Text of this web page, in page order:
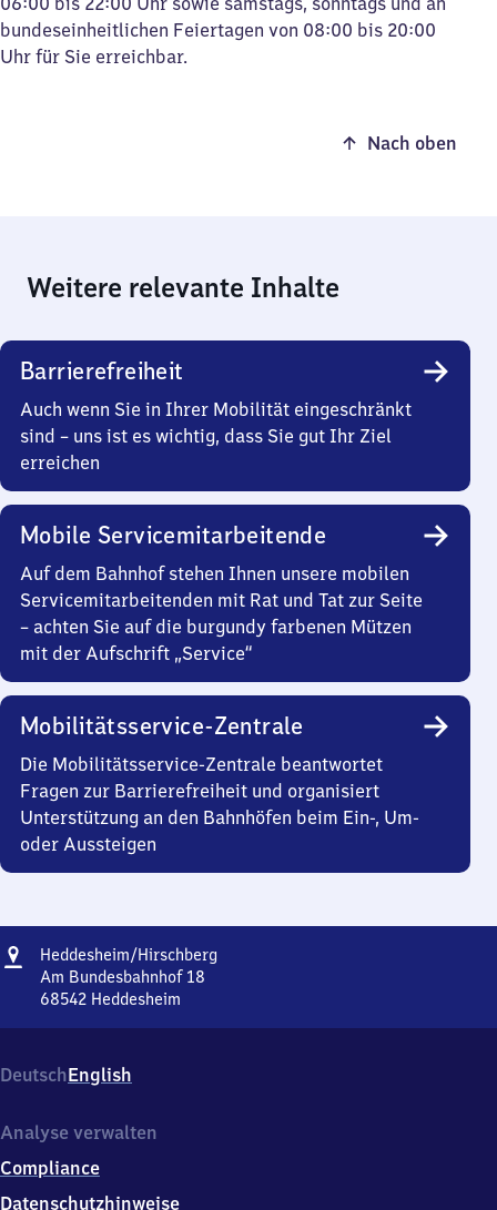
bundeseinheitlichen Feiertagen von 08:00 bis 20:00
Uhr für Sie erreichbar.
Nach oben
Weitere relevante Inhalte
Barrierefreiheit
Auch wenn Sie in Ihrer Mobilität eingeschränkt
sind – uns ist es wichtig, dass Sie gut Ihr Ziel
erreichen
Mobile Servicemitarbeitende
Auf dem Bahnhof stehen Ihnen unsere mobilen
Servicemitarbeitenden mit Rat und Tat zur Seite
– achten Sie auf die burgundy farbenen Mützen
mit der Aufschrift „Service“
Mobilitätsservice-Zentrale
Die Mobilitätsservice-Zentrale beantwortet
Fragen zur Barrierefreiheit und organisiert
Unterstützung an den Bahnhöfen beim Ein-, Um-
oder Aussteigen
Adresse
Heddesheim/​Hirschberg
Am Bundesbahnhof 18
68542 Heddesheim
Am
Bundesbahnhof
6
5
4
DeutschEnglish
Analyse verwalten
Compliance
Datenschutzhinweise